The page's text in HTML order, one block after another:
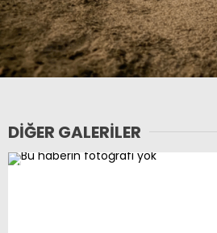
DIĞER GALERILER